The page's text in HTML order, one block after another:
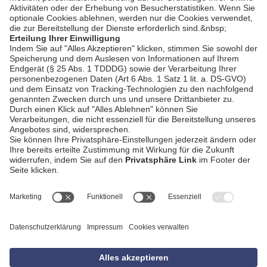
AGB
Datenschutzerklärung
Empfang